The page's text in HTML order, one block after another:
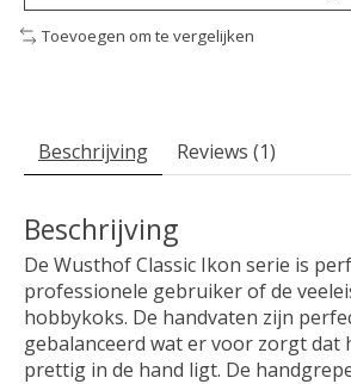
Toevoegen om te vergelijken
Beschrijving Reviews (1)
Beschrijving
De Wusthof Classic Ikon serie is
professionele gebruiker of de
hobbykoks. De handvaten zijn
gebalanceerd wat er voor zorgt dat
prettig in de hand ligt. De